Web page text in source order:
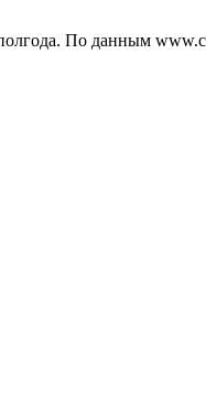
По данным